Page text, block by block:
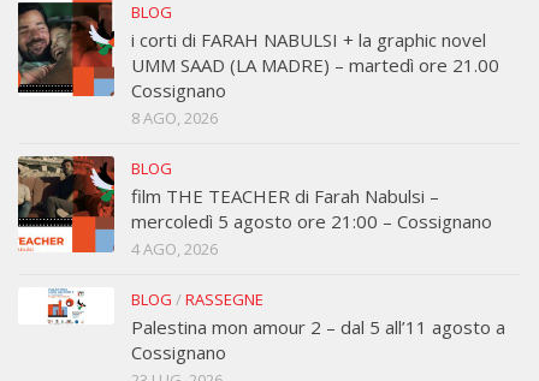
BLOG
i corti di FARAH NABULSI + la graphic novel
UMM SAAD (LA MADRE) – martedì ore 21.00
Cossignano
8 AGO, 2026
BLOG
film THE TEACHER di Farah Nabulsi –
mercoledì 5 agosto ore 21:00 – Cossignano
4 AGO, 2026
BLOG /RASSEGNE
Palestina mon amour 2 – dal 5 all’11 agosto a
Cossignano